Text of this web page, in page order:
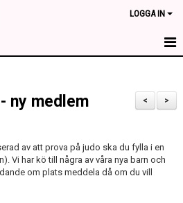
LOGGA IN
>
<
ny medlem
av att prova på judo ska du fylla i en
Vi har kö till några av våra nya barn och
om plats meddela då om du vill